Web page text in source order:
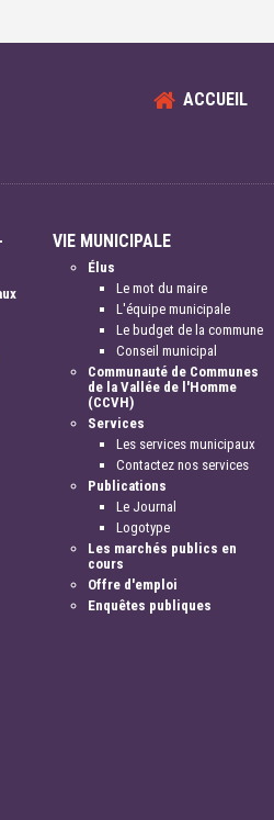
ACCUEIL
VIE MUNICIPALE
Élus
Le mot du maire
L'équipe municipale
Le budget de la commune
Conseil municipal
Communauté de Communes
de la Vallée de l'Homme
(CCVH)
Services
Les services municipaux
Contactez nos services
Publications
Le Journal
Logotype
Les marchés publics en
cours
Offre d'emploi
Enquêtes publiques